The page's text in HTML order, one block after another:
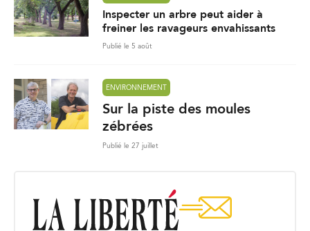
Inspecter un arbre peut aider à
freiner les ravageurs envahissants
Publié le 5 août
ENVIRONNEMENT
Sur la piste des moules
zébrées
Publié le 27 juillet